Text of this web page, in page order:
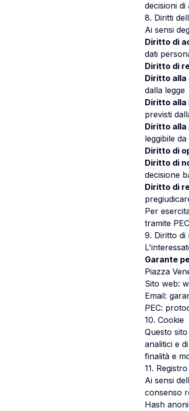
decisioni
8. Diritti
Ai sensi
Diritto di
dati
Diritto di
Diritto alla
dalla legge
Diritto alla
previsti
Diritto
leggibile
Diritto di
Diritto di
decisione
Diritto di
Per
tramite
9. Diritto di
Garante
Piazza
Sito web:
Email:
PEC:
10. Cookie
Questo
analitici e
finalità e
11.
Ai sensi
consenso
Hash